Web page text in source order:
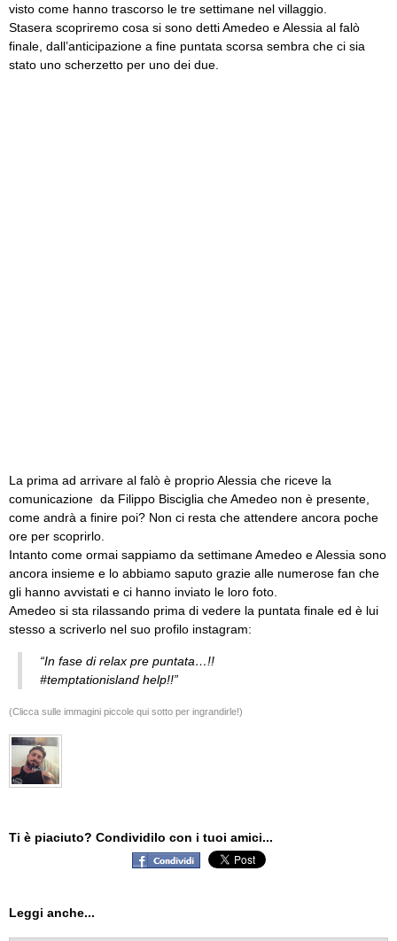
visto come hanno trascorso le tre settimane nel villaggio.
Stasera scopriremo cosa si sono detti Amedeo e Alessia al falò
finale, dall’anticipazione a fine puntata scorsa sembra che ci sia
stato uno scherzetto per uno dei due.
La prima ad arrivare al falò è proprio Alessia che riceve la
comunicazione da Filippo Bisciglia che Amedeo non è presente,
come andrà a finire poi? Non ci resta che attendere ancora poche
ore per scoprirlo.
Intanto come ormai sappiamo da settimane Amedeo e Alessia sono
ancora insieme e lo abbiamo saputo grazie alle numerose fan che
gli hanno avvistati e ci hanno inviato le loro foto.
Amedeo si sta rilassando prima di vedere la puntata finale ed è lui
stesso a scriverlo nel suo profilo instagram:
“In fase di relax pre puntata…!!
‪#‎temptationisland‬ help!!”
(Clicca sulle immagini piccole qui sotto per ingrandirle!)
Ti è piaciuto? Condividilo con i tuoi amici...
Leggi anche...